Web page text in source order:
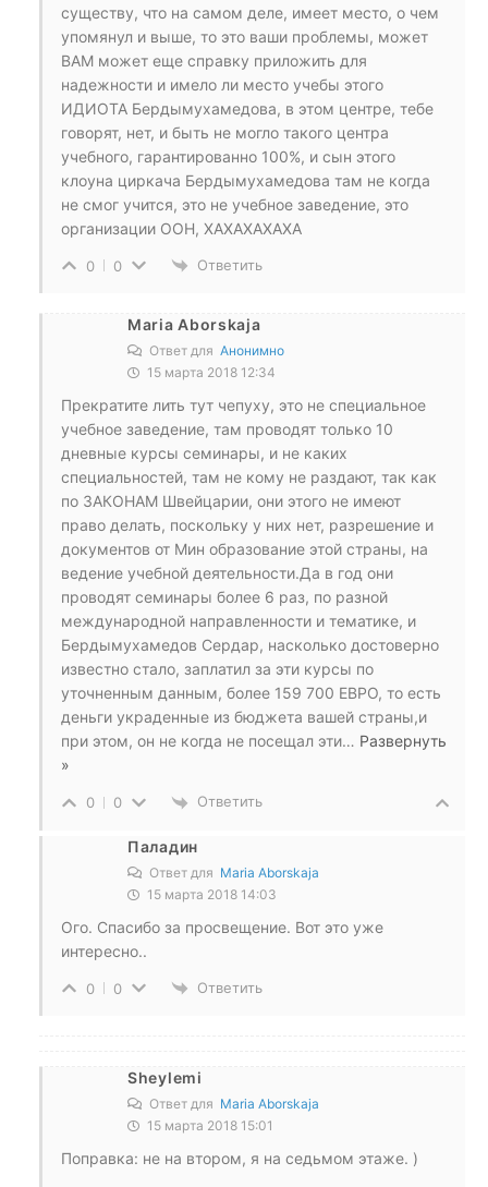
существу, что на самом деле, имеет место, о чем
упомянул и выше, то это ваши проблемы, может
ВАМ может еще справку приложить для
надежности и имело ли место учебы этого
ИДИОТА Бердымухамедова, в этом центре, тебе
говорят, нет, и быть не могло такого центра
учебного, гарантированно 100%, и сын этого
клоуна циркача Бердымухамедова там не когда
не смог учится, это не учебное заведение, это
организации ООН, ХАХАХАХАХА
0 0 Ответить
Maria Aborskaja
Ответ для Анонимно
15 марта 2018 12:34
Прекратите лить тут чепуху, это не специальное
учебное заведение, там проводят только 10
дневные курсы семинары, и не каких
специальностей, там не кому не раздают, так как
по ЗАКОНАМ Швейцарии, они этого не имеют
право делать, поскольку у них нет, разрешение и
документов от Мин образование этой страны, на
ведение учебной деятельности.Да в год они
проводят семинары более 6 раз, по разной
международной направленности и тематике, и
Бердымухамедов Сердар, насколько достоверно
известно стало, заплатил за эти курсы по
уточненным данным, более 159 700 ЕВРО, то есть
деньги украденные из бюджета вашей страны,и
при этом, он не когда не посещал эти… Развернуть
»
0 0 Ответить
Паладин
Ответ для Maria Aborskaja
15 марта 2018 14:03
Ого. Спасибо за просвещение. Вот это уже
интересно..
0 0 Ответить
Sheylemi
Ответ для Maria Aborskaja
15 марта 2018 15:01
Поправка: не на втором, я на седьмом этаже. )